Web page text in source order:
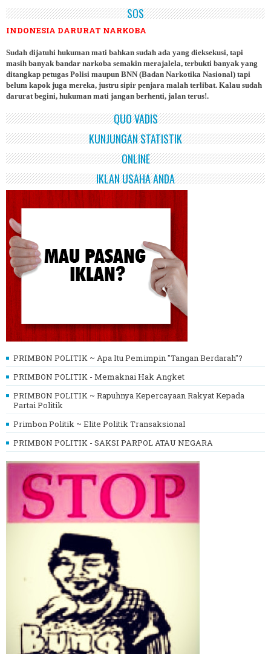
SOS
INDONESIA DARURAT NARKOBA
Sudah dijatuhi hukuman mati bahkan sudah ada yang dieksekusi, tapi
masih banyak bandar narkoba semakin merajalela, terbukti banyak yang
ditangkap petugas Polisi maupun BNN (Badan Narkotika Nasional) tapi
belum kapok juga mereka, justru sipir penjara malah terlibat. Kalau sudah
darurat begini, hukuman mati jangan berhenti, jalan terus!.
QUO VADIS
KUNJUNGAN STATISTIK
ONLINE
IKLAN USAHA ANDA
PRIMBON POLITIK ~ Apa Itu Pemimpin "Tangan Berdarah"?
PRIMBON POLITIK - Memaknai Hak Angket
PRIMBON POLITIK ~ Rapuhnya Kepercayaan Rakyat Kepada
Partai Politik
Primbon Politik ~ Elite Politik Transaksional
PRIMBON POLITIK - SAKSI PARPOL ATAU NEGARA